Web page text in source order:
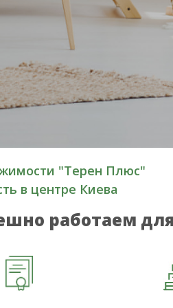
"Терен Плюс"
в центре Киева
работаем